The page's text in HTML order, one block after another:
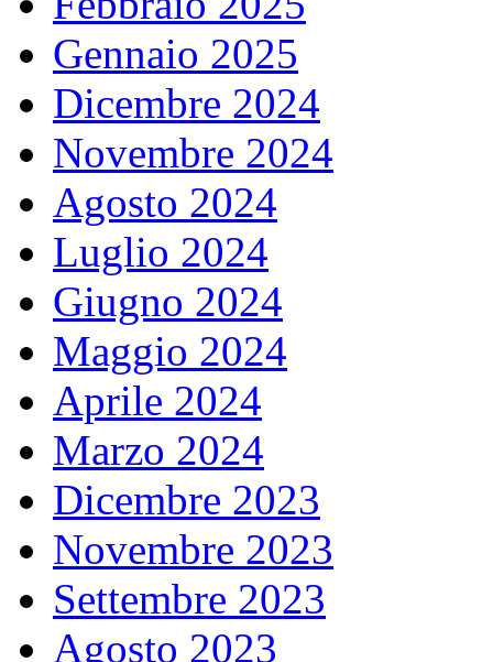
Gennaio 2025
Dicembre 2024
Novembre 2024
Agosto 2024
Luglio 2024
Giugno 2024
Maggio 2024
Aprile 2024
Marzo 2024
Dicembre 2023
Novembre 2023
Settembre 2023
Agosto 2023